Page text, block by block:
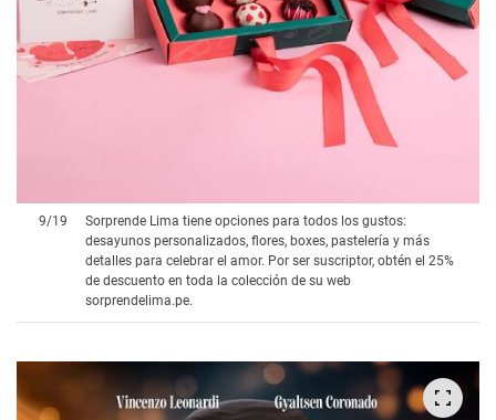
9/19
Sorprende Lima tiene opciones para todos los gustos:
desayunos personalizados, flores, boxes, pastelería y más
detalles para celebrar el amor. Por ser suscriptor, obtén el 25%
de descuento en toda la colección de su web
sorprendelima.pe.